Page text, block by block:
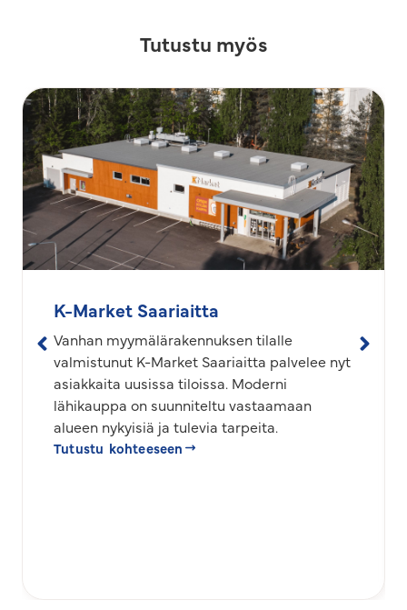
Tutustu myös
K-Market Saariaitta
Vanhan myymälärakennuksen tilalle
valmistunut K-Market Saariaitta palvelee nyt
asiakkaita uusissa tiloissa. Moderni
lähikauppa on suunniteltu vastaamaan
alueen nykyisiä ja tulevia tarpeita.
Tutustu kohteeseen